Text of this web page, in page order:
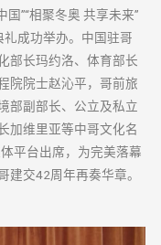
”“相聚冬奥 共享未来”
成功举办。中国驻哥
部长玛约洛、体育部长
院院士赵沁平，哥前旅
部副部长、公立及私立
加维里亚等中哥文化名
平台出席，为完美落幕
建交42周年再奏华章。